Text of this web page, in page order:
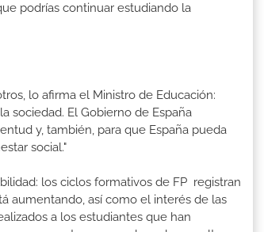
podrías continuar estudiando la
lo afirma el Ministro de Educación:
sociedad. El Gobierno de España
y, también, para que España pueda
social."
los ciclos formativos de FP registran
aumentando, así como el interés de las
a los estudiantes que han